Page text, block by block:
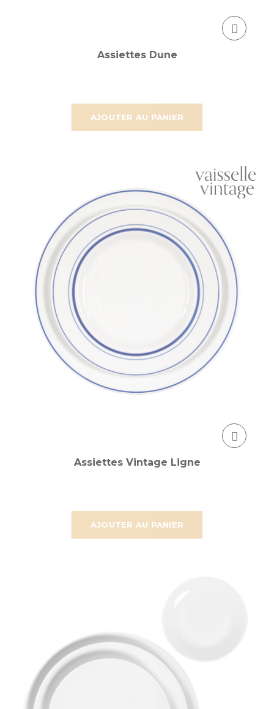
AJOUTER AU PANIER
Assiettes Dune
AJOUTER AU PANIER
Assiettes Vintage Ligne